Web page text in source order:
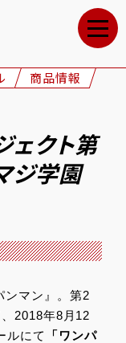
商品情報
ェクト第
ジ学園
ンマン』。第2
2018年8月12
ルにて
「ワンパ